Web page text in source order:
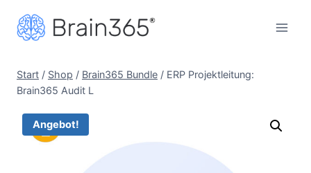
Inhalt
Start / Shop / Brain365 Bundle / ERP Projektleitung:
Brain365 Audit L
Angebot!